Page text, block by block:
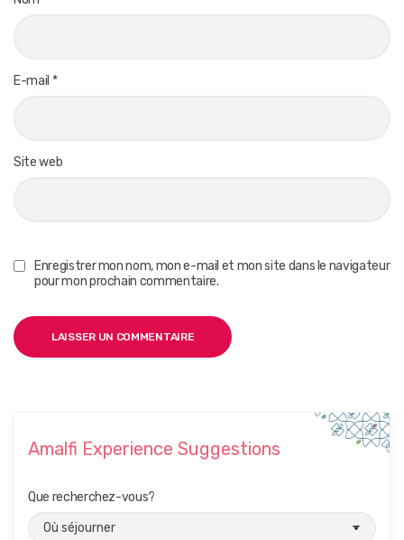
E-mail *
Site web
Enregistrer mon nom, mon e-mail et mon site dans le navigateur
pour mon prochain commentaire.
Amalfi Experience Suggestions
Que recherchez-vous?